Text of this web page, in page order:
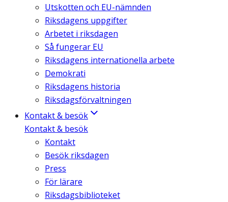
Utskotten och EU-nämnden
Riksdagens uppgifter
Arbetet i riksdagen
Så fungerar EU
Riksdagens internationella arbete
Demokrati
Riksdagens historia
Riksdagsförvaltningen
Kontakt & besök
Kontakt & besök
Kontakt
Besök riksdagen
Press
För lärare
Riksdagsbiblioteket